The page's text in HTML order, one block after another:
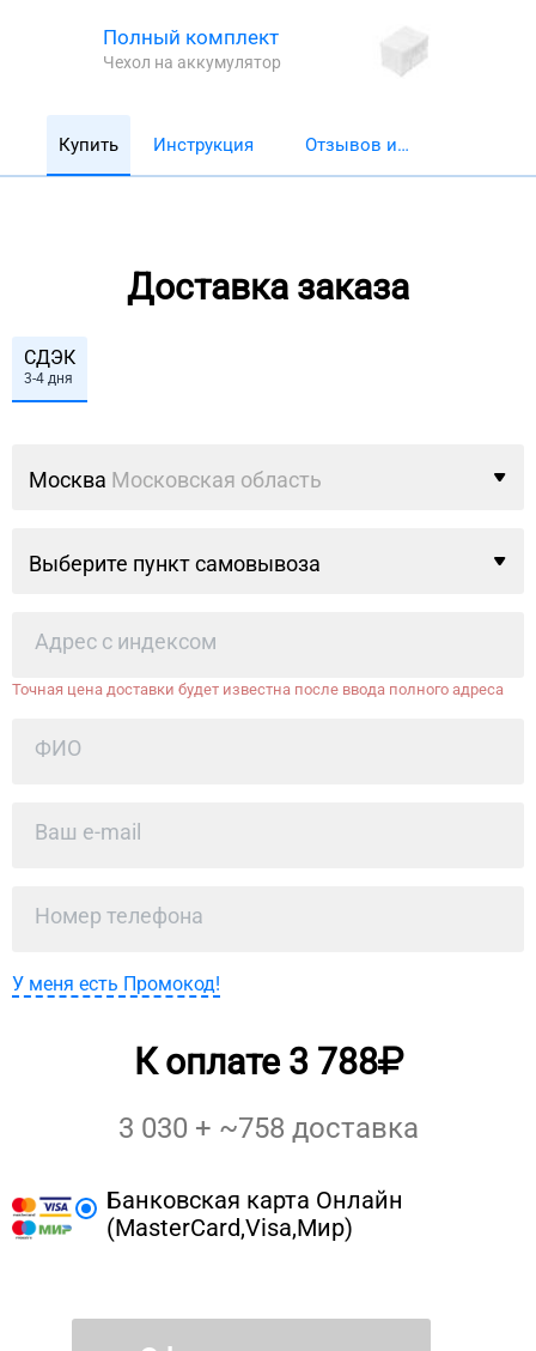
Полный комплект
Чехол на аккумулятор
Купить Инструкция
Отзывов и
Доставка заказа
СДЭК
3-4 дня
Москва Московская область
Выберите пункт самовывоза
Точная цена доставки будет известна после ввода полного адреса
У меня есть Промокод!
К оплате 3 788
3 030 + ~758 доставка
Банковская карта Онлайн
(MasterCard,Visa,Мир)